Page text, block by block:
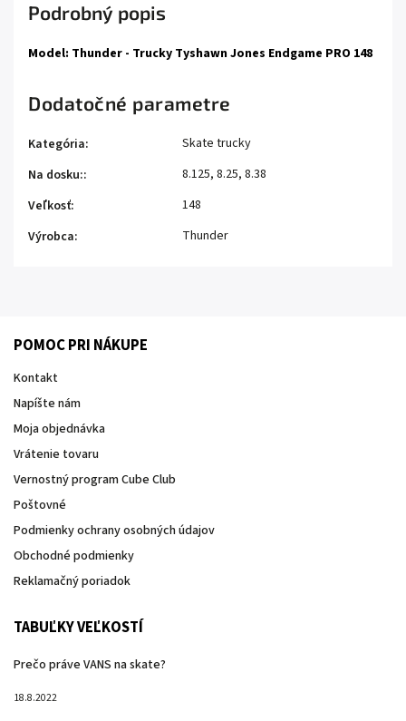
Podrobný popis
Model: Thunder - Trucky Tyshawn Jones Endgame PRO 148
Dodatočné parametre
Kategória:
Skate trucky
Na dosku::
8.125, 8.25, 8.38
Veľkosť:
148
Výrobca: Thunder
POMOC PRI NÁKUPE
Kontakt
Napíšte nám
Moja objednávka
Vrátenie tovaru
Vernostný program Cube Club
Poštovné
Podmienky ochrany osobných údajov
Obchodné podmienky
Reklamačný poriadok
TABUĽKY VEĽKOSTÍ
Prečo práve VANS na skate?
18.8.2022